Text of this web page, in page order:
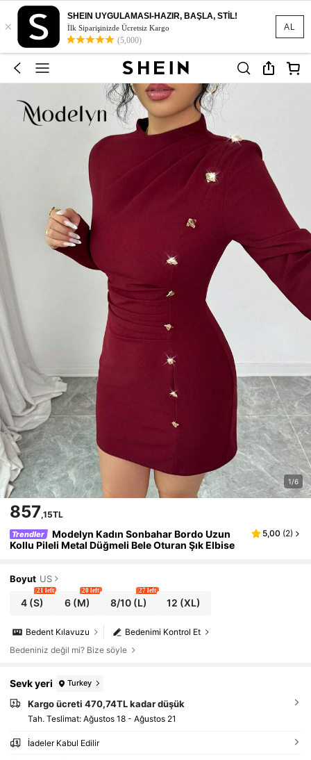
AL
×
SHEIN UYGULAMASI-HAZIR, BAŞLA, STİL!
İlk Siparişinizde Ücretsiz Kargo
(5,000)
1/6
857,15TL
Trendler
Modelyn Kadın Sonbahar Bordo Uzun
Kollu Pileli Metal Düğmeli Bele Oturan Şık Elbise
5,00 (2)
Boyut US
4 (S)
21 left
6 (M)
20 left
8/10(L)
27 left
12 (XL)
Bedenimi Kontrol Et
Bedent Kılavuzu
Bedeniniz değil mi? Bize söyle
Sevk yeri Turkey
Kargo ücreti 470,74TL kadar düşük
Tah. Teslimat: Ağustos 18 - Ağustos 21
İadeler Kabul Edilir